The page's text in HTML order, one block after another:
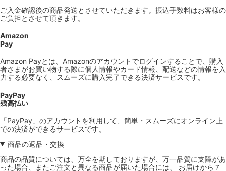
ご入金確認後の商品発送とさせていただきます。振込手数料はお客様の
ご負担とさせて頂きます。
Amazon
Pay
Amazon Payとは、Amazonのアカウントでログインすることで、購入
者さまがお買い物する際に個人情報やカード情報、配送などの情報を入
力する必要なく、スムーズに購入完了できる決済サービスです。
PayPay
残高払い
「PayPay」のアカウントを利用して、簡単・スムーズにオンライン上
での決済ができるサービスです。
商品の返品・交換
商品の品質については、万全を期しておりますが、万一品質に支障があ
った場合、またご注文と異なる商品が届いた場合には、 お届けから７